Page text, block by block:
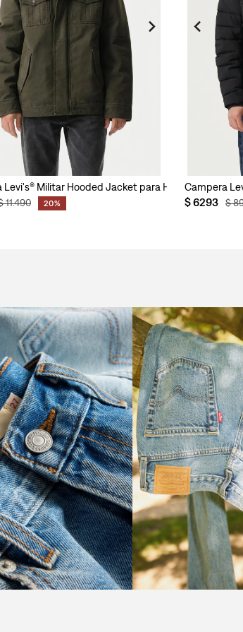
Levi's® Militar Hooded Jacket para Hombre
11.490 20%
Campera
$6293 $